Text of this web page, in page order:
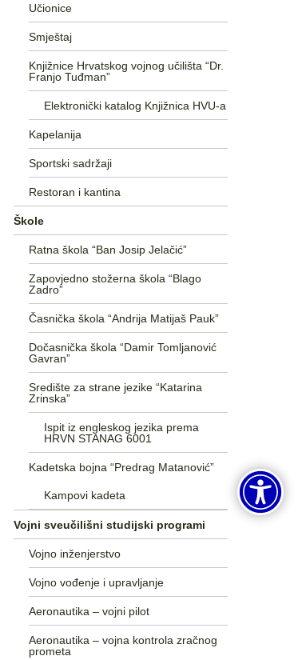
Učionice
Smještaj
Knjižnice Hrvatskog vojnog učilišta “Dr.
Franjo Tuđman”
Elektronički katalog Knjižnica HVU-a
Kapelanija
Sportski sadržaji
Restoran i kantina
Škole
Ratna škola “Ban Josip Jelačić”
Zapovjedno stožerna škola “Blago
Zadro”
Časnička škola “Andrija Matijaš Pauk”
Dočasnička škola “Damir Tomljanović
Gavran”
Središte za strane jezike “Katarina
Zrinska”
Ispit iz engleskog jezika prema
HRVN STANAG 6001
Kadetska bojna “Predrag Matanović”
Kampovi kadeta
Vojni sveučilišni studijski programi
Vojno inženjerstvo
Vojno vođenje i upravljanje
Aeronautika – vojni pilot
Aeronautika – vojna kontrola zračnog
prometa